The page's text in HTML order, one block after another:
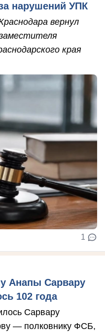
нарушений УПК
вернул
края
1
Анапы Сарвару
102 года
Сарвару
— полковнику ФСБ,